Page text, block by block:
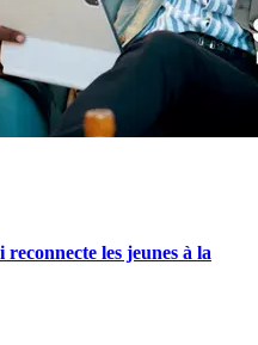
les jeunes à la